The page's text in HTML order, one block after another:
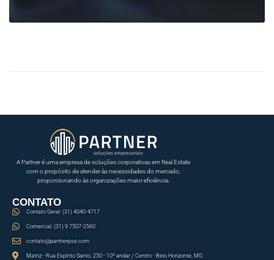
A Partner é uma empresa de soluções corporativas em Real Estate
com o propósito de atender às necessidades do mercado,
proporcionando às organizações maior eficiência.
CONTATO
Contato Geral: (31) 4040-4717
Comercial: (31) 9 7507-2560
contato@partnerpse.com
Matriz - Rua Espírito Santo, 250 - 10º andar / Centro - Belo Horizonte, MG